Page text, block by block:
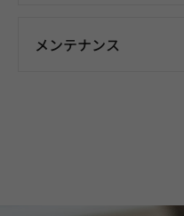
メンテナンス